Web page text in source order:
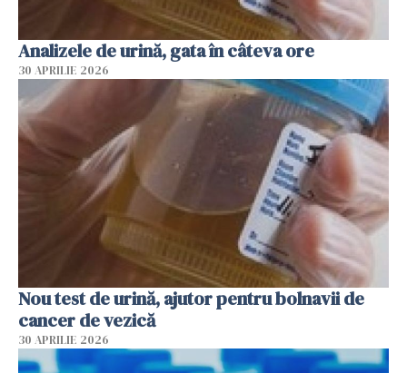
Analizele de urină, gata în câteva ore
30 APRILIE 2026
Nou test de urină, ajutor pentru bolnavii de
cancer de vezică
30 APRILIE 2026